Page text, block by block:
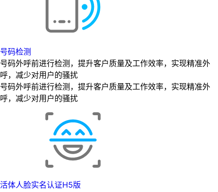
号码检测
号码外呼前进行检测，提升客户质量及工作效率，实现精准外
呼，减少对用户的骚扰
号码外呼前进行检测，提升客户质量及工作效率，实现精准外
呼，减少对用户的骚扰
活体人脸实名认证H5版